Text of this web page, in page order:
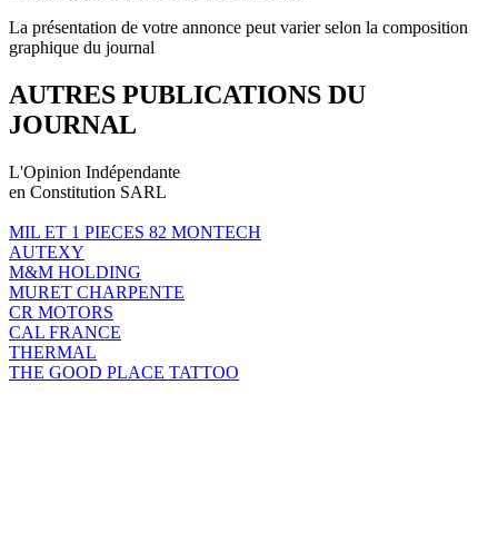
La présentation de votre annonce peut varier selon la composition
graphique du journal
AUTRES PUBLICATIONS DU
JOURNAL
L'Opinion Indépendante
en Constitution SARL
MIL ET 1 PIECES 82 MONTECH
AUTEXY
M&M HOLDING
MURET CHARPENTE
CR MOTORS
CAL FRANCE
THERMAL
THE GOOD PLACE TATTOO